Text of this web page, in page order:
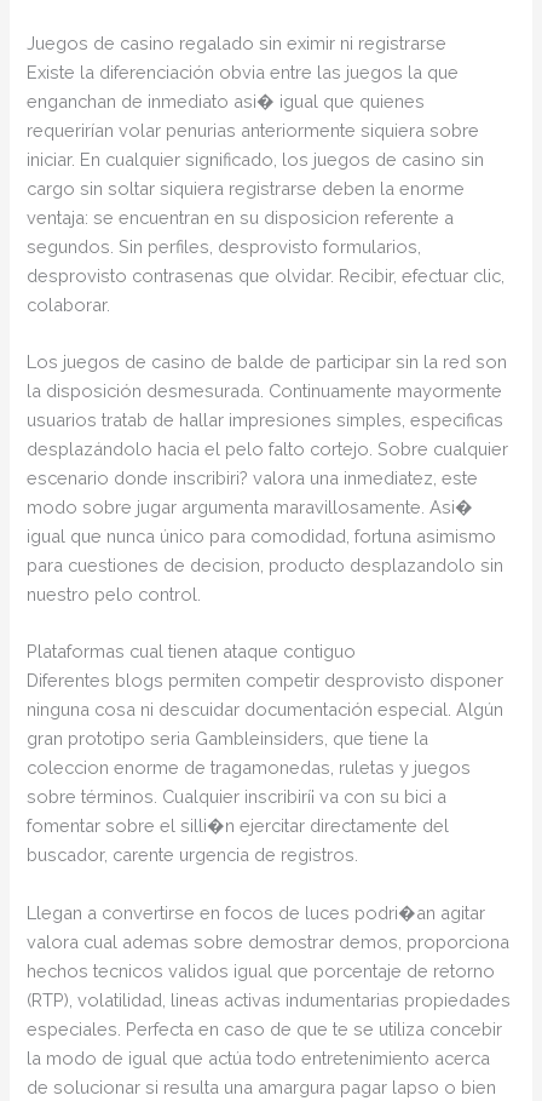
Juegos de casino regalado sin eximir ni registrarse
Existe la diferenciación obvia entre las juegos la que
enganchan de inmediato asi� igual que quienes
requerirían volar penurias anteriormente siquiera sobre
iniciar. En cualquier significado, los juegos de casino sin
cargo sin soltar siquiera registrarse deben la enorme
ventaja: se encuentran en su disposicion referente a
segundos. Sin perfiles, desprovisto formularios,
desprovisto contrasenas que olvidar. Recibir, efectuar clic,
colaborar.
Los juegos de casino de balde de participar sin la red son
la disposición desmesurada. Continuamente mayormente
usuarios tratab de hallar impresiones simples, especificas
desplazándolo hacia el pelo falto cortejo. Sobre cualquier
escenario donde inscribiri? valora una inmediatez, este
modo sobre jugar argumenta maravillosamente. Asi�
igual que nunca único para comodidad, fortuna asimismo
para cuestiones de decision, producto desplazandolo sin
nuestro pelo control.
Plataformas cual tienen ataque contiguo
Diferentes blogs permiten competir desprovisto disponer
ninguna cosa ni descuidar documentación especial. Algún
gran prototipo seria Gambleinsiders, que tiene la
coleccion enorme de tragamonedas, ruletas y juegos
sobre términos. Cualquier inscribirí¡ va con su bici a
fomentar sobre el silli�n ejercitar directamente del
buscador, carente urgencia de registros.
Llegan a convertirse en focos de luces podri�an agitar
valora cual ademas sobre demostrar demos, proporciona
hechos tecnicos validos igual que porcentaje de retorno
(RTP), volatilidad, lineas activas indumentarias propiedades
especiales. Perfecta en caso de que te se utiliza concebir
la modo de igual que actúa todo entretenimiento acerca
de solucionar si resulta una amargura pagar lapso o bien